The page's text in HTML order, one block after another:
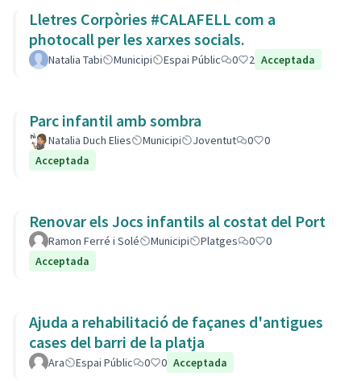
Lletres Corpòries #CALAFELL com a
photocall per les xarxes socials.
Natalia Tabi Municipi Espai Públic 0 2 Acceptada
Parc infantil amb sombra
Natalia Duch Elies Municipi Joventut 0
0
Acceptada
Renovar els Jocs infantils al costat del Port
Ramon Ferré i Solé Municipi Platges 0
0
Acceptada
Ajuda a rehabilitació de façanes d'antigues
cases del barri de la platja
Ara Espai Públic 0 0 Acceptada